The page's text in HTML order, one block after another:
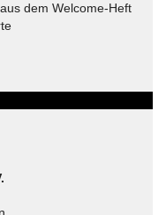
dem Welcome-Heft